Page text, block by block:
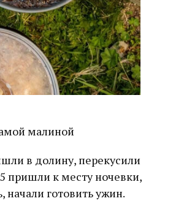
малиной
в долину, перекусили
пришли к месту ночевки,
начали готовить ужин.